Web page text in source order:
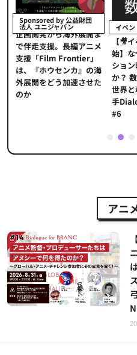
Sponsored by 公益財団
法人 ユニジャパン
企画開発から海外展開ま
で伴走支援。長編アニメ
支援「Film Frontier」
は、『ホウセンカ』の海
外展開をどう加速させた
のか
イベン
【🎥
始】
ショ
か？
世界
手
#6
2
アニ